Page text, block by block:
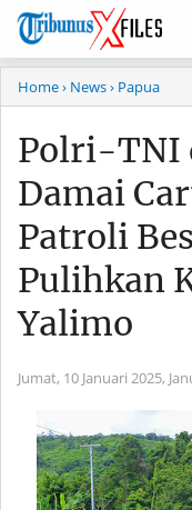
Home› News› Papua
Polri-TNI
Damai
Patroli
Pulihkan
Yalimo
Jumat, 10 Januari 2025,